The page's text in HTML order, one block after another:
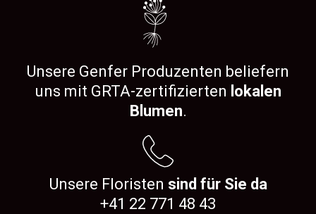
Unsere Genfer Produzenten beliefern
uns mit GRTA-zertifizierten lokalen
Blumen.
Unsere Floristen sind für Sie da
+41 22 771 48 43